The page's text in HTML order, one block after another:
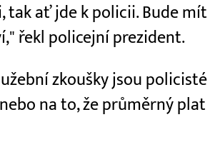
tak ať jde k policii. Bude mít
řekl policejní prezident.
zkoušky jsou policisté
na to, že průměrný plat